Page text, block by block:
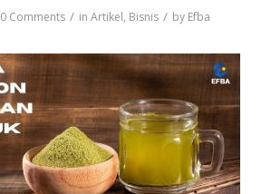
0 Comments / in Artikel, Bisnis / by Efba